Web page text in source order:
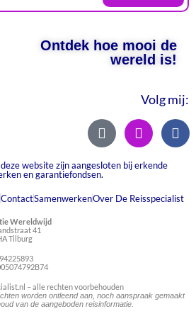
Ontdek hoe mooi de
wereld is!
Volg mij:
website zijn aangesloten bij erkende
en garantiefondsen.
ContactSamenwerkenOver De Reisspecialist
Wereldwijd
41
Tilburg
94225893
– alle rechten voorbehouden
worden ontleend aan, noch aanspraak gemaakt
van de aangeboden reisinformatie.